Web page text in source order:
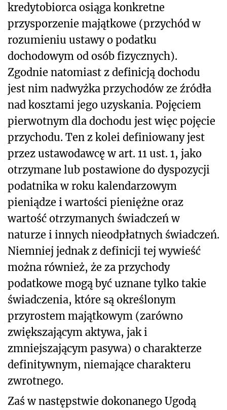
kredytobiorca osiąga konkretne
przysporzenie majątkowe (przychód w
rozumieniu ustawy o podatku
dochodowym od osób fizycznych).
Zgodnie natomiast z definicją dochodu
jest nim nadwyżka przychodów ze źródła
nad kosztami jego uzyskania. Pojęciem
pierwotnym dla dochodu jest więc pojęcie
przychodu. Ten z kolei definiowany jest
przez ustawodawcę w art. 11 ust. 1, jako
otrzymane lub postawione do dyspozycji
podatnika w roku kalendarzowym
pieniądze i wartości pieniężne oraz
wartość otrzymanych świadczeń w
naturze i innych nieodpłatnych świadczeń.
Niemniej jednak z definicji tej wywieść
można również, że za przychody
podatkowe mogą być uznane tylko takie
świadczenia, które są określonym
przyrostem majątkowym (zarówno
zwiększającym aktywa, jak i
zmniejszającym pasywa) o charakterze
definitywnym, niemające charakteru
zwrotnego.
Zaś w następstwie dokonanego Ugodą